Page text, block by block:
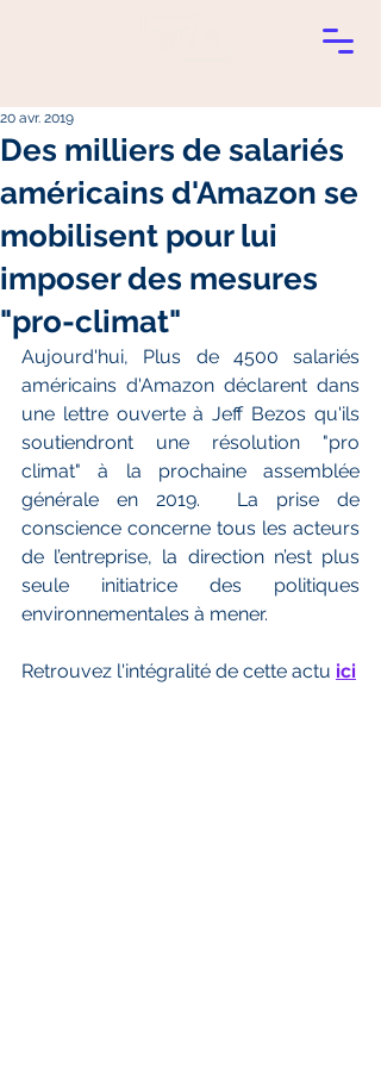
Des milliers de salariés
américains d'Amazon se
mobilisent pour lui
imposer des mesures
"pro-climat"
20 avr. 2019
Aujourd'hui, Plus de 4500 salariés
américains d'Amazon déclarent dans
une lettre ouverte à Jeff Bezos qu'ils
soutiendront une résolution "pro
climat" à la prochaine assemblée
générale en 2019.  La prise de
conscience concerne tous les acteurs
de l’entreprise, la direction n’est plus
seule initiatrice des politiques
environnementales à mener.
Retrouvez l'intégralité de cette actu ici